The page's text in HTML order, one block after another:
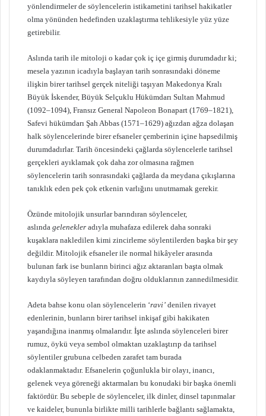
yönlendirmeler de söylencelerin istikametini tarihsel hakikatler
olma yönünden hedefinden uzaklaştırma tehlikesiyle yüz yüze
getirebilir.
Aslında tarih ile mitoloji o kadar çok iç içe girmiş durumdadır ki;
mesela yazının icadıyla başlayan tarih sonrasındaki döneme
ilişkin birer tarihsel gerçek niteliği taşıyan Makedonya Kralı
Büyük İskender, Büyük Selçuklu Hükümdarı Sultan Mahmud
(1092–1094), Fransız General Napoleon Bonapart (1769–1821),
Safevi hükümdarı Şah Abbas (1571–1629) ağızdan ağza dolaşan
halk söylencelerinde birer efsaneler çemberinin içine hapsedilmiş
durumdadırlar. Tarih öncesindeki çağlarda söylencelerle tarihsel
gerçekleri ayıklamak çok daha zor olmasına rağmen
söylencelerin tarih sonrasındaki çağlarda da meydana çıkışlarına
tanıklık eden pek çok etkenin varlığını unutmamak gerekir.
Özünde mitolojik unsurlar barındıran söylenceler,
aslında gelenekler adıyla muhafaza edilerek daha sonraki
kuşaklara nakledilen kimi zincirleme söylentilerden başka bir şey
değildir. Mitolojik efsaneler ile normal hikâyeler arasında
bulunan fark ise bunların birinci ağız aktaranları başta olmak
kaydıyla söyleyen tarafından doğru olduklarının zannedilmesidir.
Adeta bahse konu olan söylencelerin ‘ravi’ denilen rivayet
edenlerinin, bunların birer tarihsel inkişaf gibi hakikaten
yaşandığına inanmış olmalarıdır. İşte aslında söylenceleri birer
rumuz, öykü veya sembol olmaktan uzaklaştırıp da tarihsel
söylentiler grubuna celbeden zarafet tam burada
odaklanmaktadır. Efsanelerin çoğunlukla bir olayı, inancı,
gelenek veya göreneği aktarmaları bu konudaki bir başka önemli
faktördür. Bu sebeple de söylenceler, ilk dinler, dinsel tapınmalar
ve kaideler, bununla birlikte milli tarihlerle bağlantı sağlamakta,